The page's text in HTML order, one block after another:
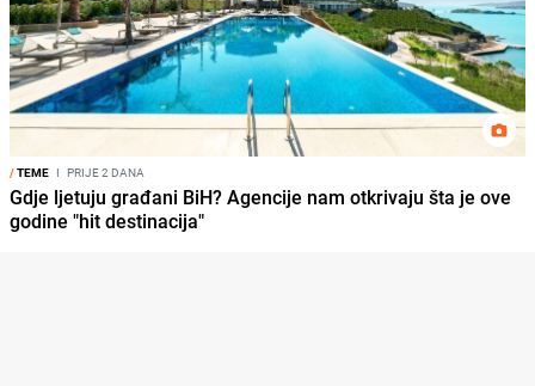
/TEME I PRIJE 2 DANA
Gdje ljetuju građani BiH? Agencije nam otkrivaju šta je ove
godine "hit destinacija"